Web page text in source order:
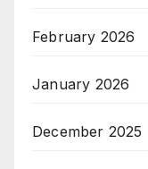
February 2026
January 2026
December 2025